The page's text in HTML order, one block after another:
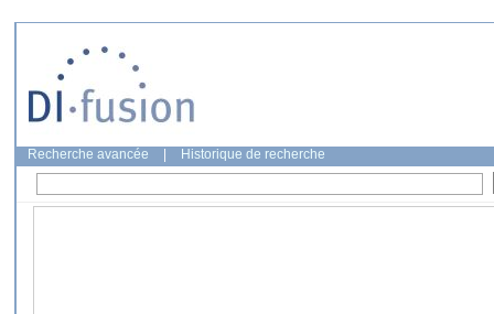
Recherche avancée Historique de recherche